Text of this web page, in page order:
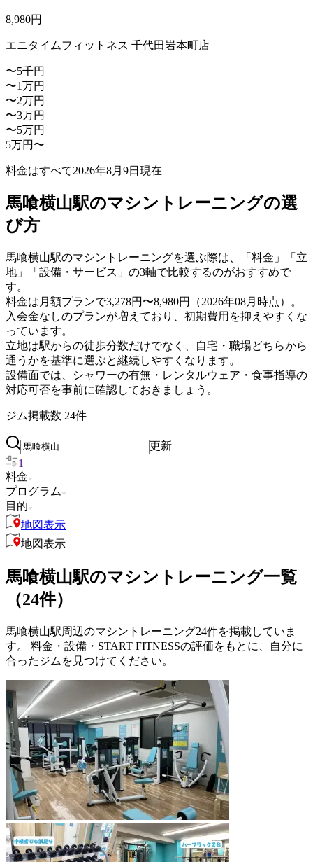
8,980円
エニタイムフィットネス 千代田岩本町店
〜5千円
〜1万円
〜2万円
〜3万円
〜5万円
5万円〜
料金はすべて2026年8月9日 現在
馬喰横山駅のマシントレーニングの選
び方
馬喰横山駅のマシントレーニングを選ぶ際は、「料金」「立
地」「設備・サービス」の3軸で比較するのがおすすめで
す。
料金は月額プランで3,278円〜8,980円（2026年08月時点）。
入会金なしのプランが増えており、初期費用を抑えやすくな
っています。
立地は駅からの徒歩分数だけでなく、自宅・職場どちらから
通うかを基準に選ぶと継続しやすくなります。
設備面では、シャワーの有無・レンタルウェア・食事指導の
対応可否を事前に確認しておきましょう。
ジム掲載数 24件
更新
1
料金
プログラム
目的
地図表示
地図表示
馬喰横山駅のマシントレーニング一覧
（24件）
馬喰横山駅周辺のマシントレーニング24件を掲載していま
す。 料金・設備・START FITNESSの評価をもとに、自分に
合ったジムを見つけてください。